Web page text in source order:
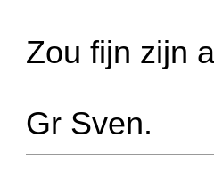
Zou fijn zijn
Gr Sven.